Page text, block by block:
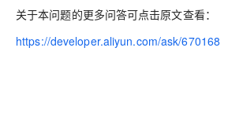
关于本问题的更多问答可点击原文查看：
https://developer.aliyun.com/ask/670168